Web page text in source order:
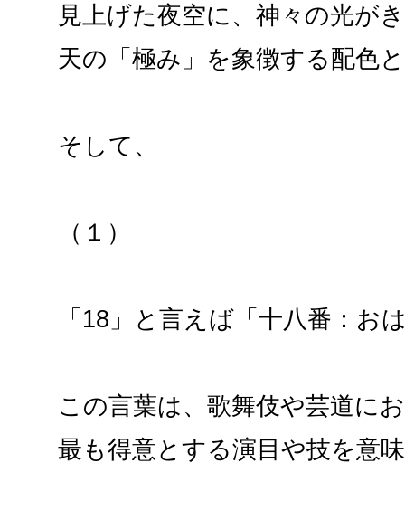
見上げた夜空に、神々の光が
天の「極み」を象徴する配色
そして、
（１）
「18」と言えば「十八番：お
この言葉は、歌舞伎や芸道に
最も得意とする演目や技を意